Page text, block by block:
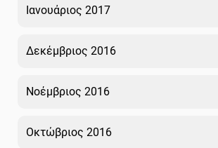
Ιανουάριος 2017
Δεκέμβριος 2016
Νοέμβριος 2016
Οκτώβριος 2016